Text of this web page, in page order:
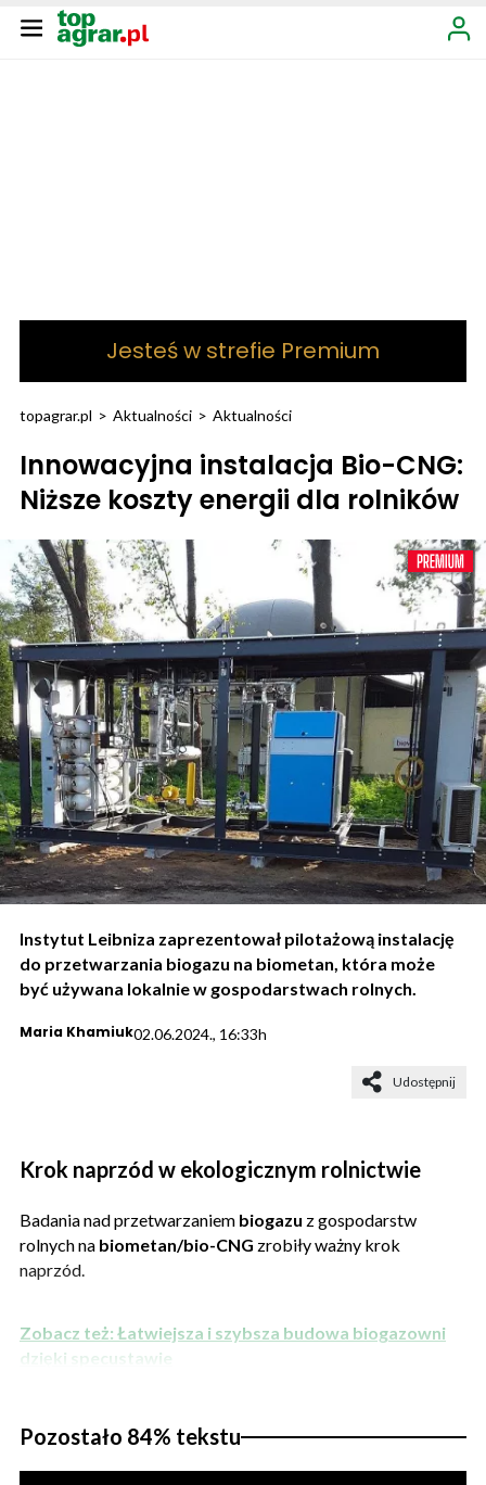
Jesteś w strefie Premium
topagrar.pl > Aktualności > Aktualności
Innowacyjna instalacja Bio-CNG:
Niższe koszty energii dla rolników
Instytut Leibniza zaprezentował pilotażową instalację
do przetwarzania biogazu na biometan, która może
być używana lokalnie w gospodarstwach rolnych.
Maria Khamiuk02.06.2024., 16:33h
Udostępnij
Krok naprzód w ekologicznym rolnictwie
Badania nad przetwarzaniem biogazu z gospodarstw
rolnych na biometan/bio-CNG zrobiły ważny krok
naprzód.
Zobacz też: Łatwiejsza i szybsza budowa biogazowni
dzięki specustawie
Pozostało 84% tekstu